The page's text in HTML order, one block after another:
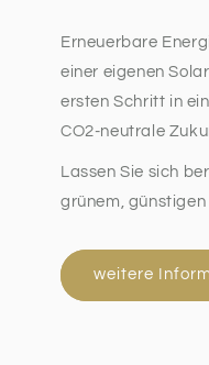
Erneuerbare
einer eigenen
ersten Schritt in
CO2-neutrale
Lassen Sie sich
grünem, günstigen
weitere